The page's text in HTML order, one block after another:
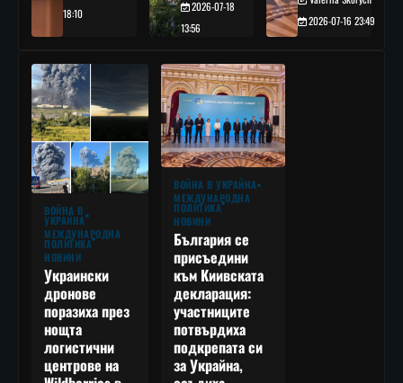
18:10
2026-07-18
13:56
2026-07-16 23:49
ВОЙНА В
УКРАЙНА
МЕЖДУНАРОДНА
ПОЛИТИКА
НОВИНИ
Украински
дронове
поразиха през
нощта
логистични
центрове на
ВОЙНА В УКРАЙНА
МЕЖДУНАРОДНА
ПОЛИТИКА
НОВИНИ
България се
присъедини
към Киивската
декларация:
участниците
потвърдиха
подкрепата си
за Украйна,